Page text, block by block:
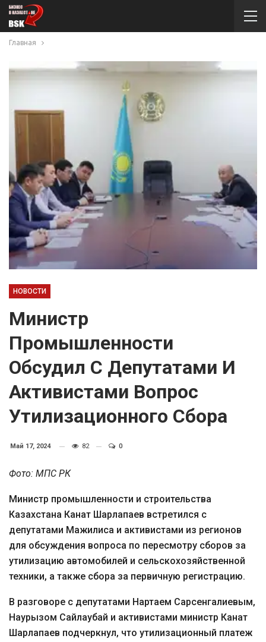
Главная
НОВОСТИ
Министр
Промышленности
Обсудил С Депутатами И
Активистами Вопрос
Утилизационного Сбора
Май 17, 2024 82 0
Фото: МПС РК
Министр промышленности и строительства
Казахстана Канат Шарлапаев встретился с
депутатами Мажилиса и активистами из регионов
для обсуждения вопроса по пересмотру сборов за
утилизацию автомобилей и сельскохозяйственной
техники, а также сбора за первичную регистрацию.
В разговоре с депутатами Нартаем Сарсенгалиевым,
Наурызом Сайлаубай и активистами министр Канат
Шарлапаев подчеркнул, что утилизационный платеж